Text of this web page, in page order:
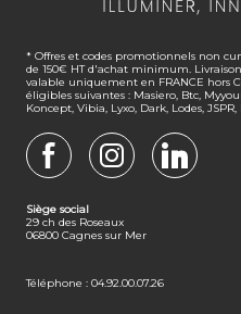
* Offres et codes promotionnels non
de 150€ HT d'achat minimum.
valable uniquement en FRANCE hors
éligibles suivantes : Masiero, Btc,
Koncept, Vibia, Lyxo, Dark, Lodes,
Siège social
29 ch des Roseaux
06800 Cagnes sur Mer
Téléphone : 04.92.00.07.26